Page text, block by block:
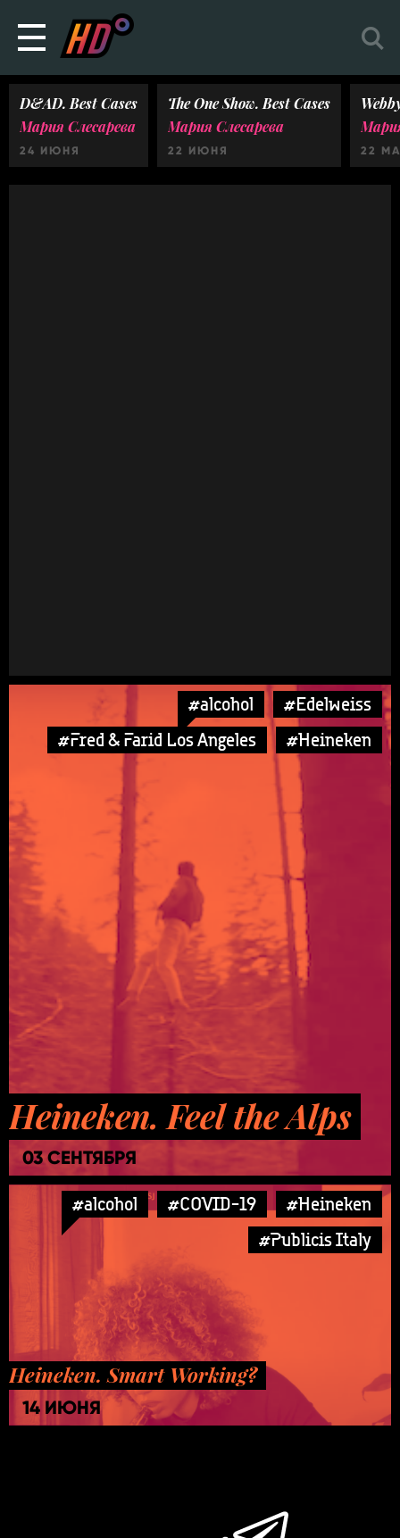
D&AD. Best Cases
Мария Слесарева
24 ИЮНЯ
The One Show. Best Cases
Мария Слесарева
22 ИЮНЯ 22
#alcohol
#Edelweiss
#Fred & Farid Los Angeles
#Heineken
Heineken. Feel the Alps
03 СЕНТЯБРЯ
#alcohol #COVID-19
#Heineken
#Publicis Italy
Heineken. Smart Working?
14 ИЮНЯ